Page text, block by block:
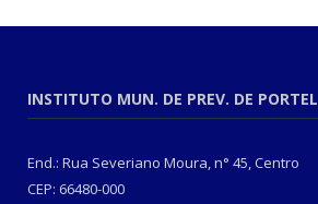
INSTITUTO MUN. DE PREV. DE PORTEL
End.: Rua Severiano Moura, n° 45, Centro
CEP: 66480-000